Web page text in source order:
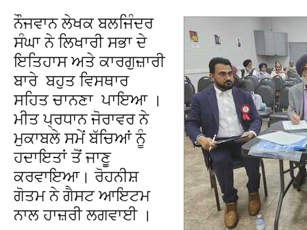
ਨੌਜਵਾਨ ਲੇਖਕ ਬਲਜਿੰਦਰ
ਸੰਘਾ ਨੇ ਲਿਖਾਰੀ ਸਭਾ ਦੇ
ਇਤਿਹਾਸ ਅਤੇ ਕਾਰਗੁਜ਼ਾਰੀ
ਬਾਰੇ ਬਹੁਤ ਵਿਸਥਾਰ
ਸਹਿਤ ਚਾਨਣਾ ਪਾਇਆ ।
ਮੀਤ ਪ੍ਰਧਾਨ ਜੋਰਾਵਰ ਨੇ
ਮੁਕਾਬਲੇ ਸਮੇਂ ਬੱਚਿਆਂ ਨੂੰ
ਹਦਾਇਤਾਂ ਤੋਂ ਜਾਣੂ
ਕਰਵਾਇਆ। ਰੋਹਨੀਸ਼
ਗੋਤਮ ਨੇ ਗੈਸਟ ਆਇਟਮ
ਨਾਲ ਹਾਜ਼ਰੀ ਲਗਵਾਈ ।